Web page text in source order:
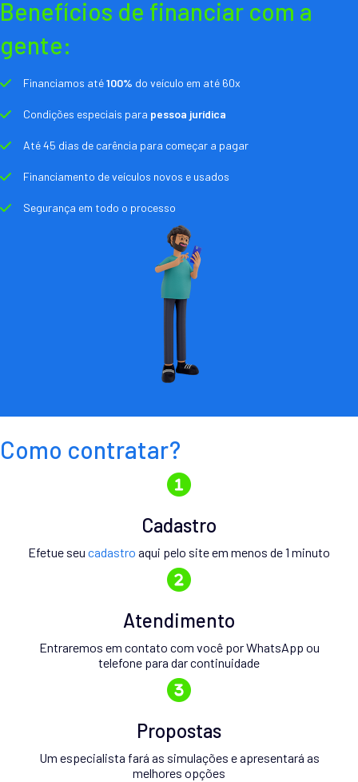
Benefícios de financiar com a
gente:
Financiamos até100% do veículo em até 60x
Condições especiais para pessoa jurídica
Até 45 dias de carência para começar a pagar
Financiamento de veículos novos e usados
Segurança em todo o processo
Como contratar?
Cadastro
Efetue seu cadastro aqui pelo site em menos de 1 minuto
Atendimento
Entraremos em contato com você por WhatsApp ou
telefone para dar continuidade
Propostas
Um especialista fará as simulações e apresentará as
melhores opções